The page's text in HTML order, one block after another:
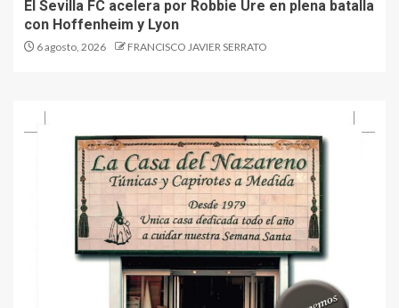
El Sevilla FC acelera por Robbie Ure en plena batalla
con Hoffenheim y Lyon
6 agosto, 2026 FRANCISCO JAVIER SERRATO